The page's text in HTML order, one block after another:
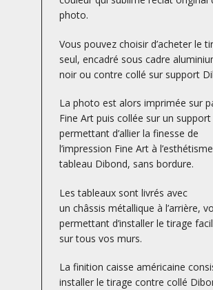
photo.
Vous pouvez choisir d’acheter le
seul, encadré sous cadre
noir ou contre collé sur support
La photo est alors imprimée sur
Fine Art puis collée sur un
permettant d’allier la finesse de
l’impression Fine Art à l’esthétisme
tableau Dibond, sans bordure.
Les tableaux sont livrés avec
un châssis métallique à l’arrière,
permettant d’installer le tirage
sur tous vos murs.
La finition caisse américaine
installer le tirage contre collé